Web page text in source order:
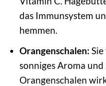
das Immunsystem
hemmen.
Orangenschalen:
sonniges Aroma
Orangenschalen